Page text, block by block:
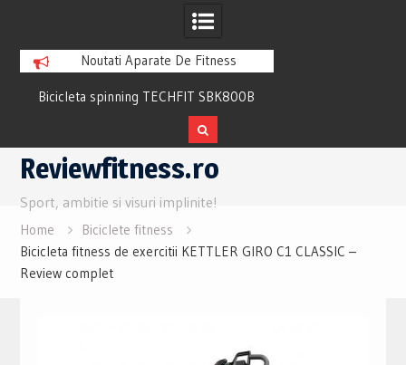
Noutati Aparate De Fitness
Bicicleta spinning TECHFIT SBK800B
Review si Pareri utile
Skip
content
Reviewfitness.ro
Sport, ambitie si visuri implinite!
Home
Biciclete fitness
Bicicleta fitness de exercitii KETTLER GIRO C1 CLASSIC –
Review complet